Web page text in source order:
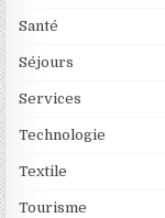
Santé
Séjours
Services
Technologie
Textile
Tourisme